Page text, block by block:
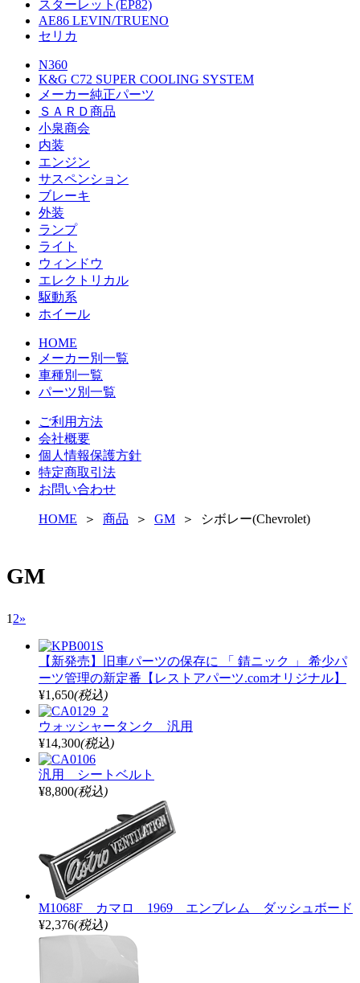
スターレット(EP82)
AE86 LEVIN/TRUENO
セリカ
N360
K&G C72 SUPER COOLING SYSTEM
メーカー純正パーツ
ＳＡＲＤ商品
小泉商会
内装
エンジン
サスペンション
ブレーキ
外装
ランプ
ライト
ウィンドウ
エレクトリカル
駆動系
ホイール
HOME
メーカー別一覧
車種別一覧
パーツ別一覧
ご利用方法
会社概要
個人情報保護方針
特定商取引法
お問い合わせ
HOME ＞ 商品 ＞ GM ＞ シボレー(Chevrolet)
GM
1 2»
【新発売】旧車パーツの保存に 「 錆ニック 」 希少パ
ーツ管理の新定番【レストアパーツ.comオリジナル】
¥1,650(税込)
ウォッシャータンク 汎用
¥14,300(税込)
汎用 シートベルト
¥8,800(税込)
M1068F カマロ 1969 エンブレム ダッシュボード
¥2,376(税込)